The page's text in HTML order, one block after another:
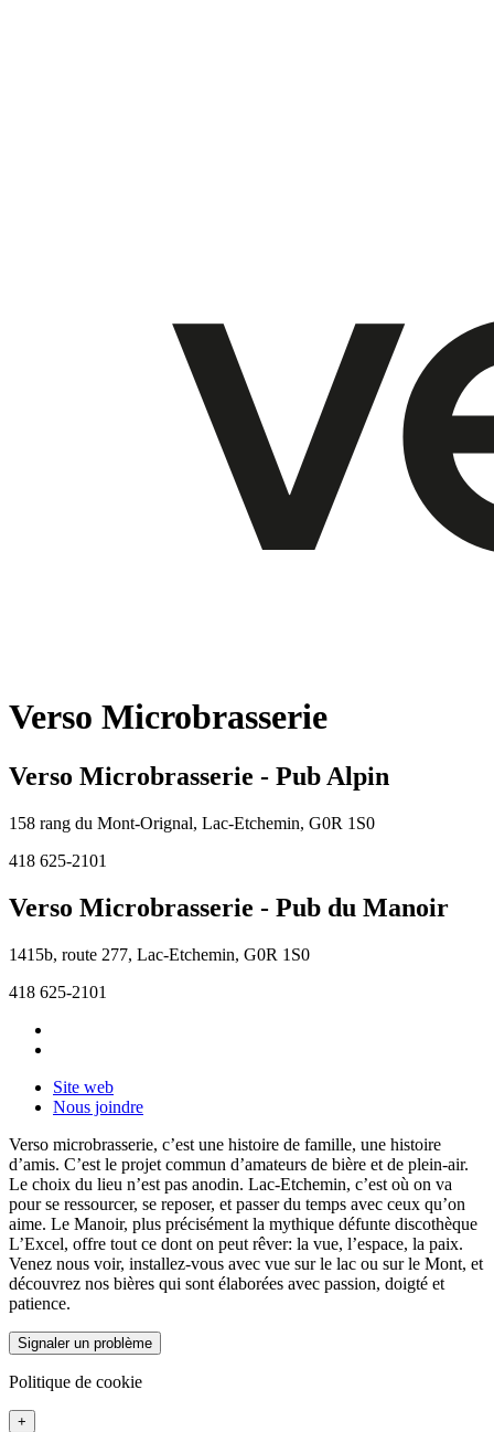
Verso Microbrasserie
Verso Microbrasserie - Pub Alpin
158 rang du Mont-Orignal, Lac-Etchemin, G0R 1S0
418 625-2101
Verso Microbrasserie - Pub du Manoir
1415b, route 277, Lac-Etchemin, G0R 1S0
418 625-2101
Site web
Nous joindre
Verso microbrasserie, c’est une histoire de famille, une histoire
d’amis. C’est le projet commun d’amateurs de bière et de plein-air.
Le choix du lieu n’est pas anodin. Lac-Etchemin, c’est où on va
pour se ressourcer, se reposer, et passer du temps avec ceux qu’on
aime. Le Manoir, plus précisément la mythique défunte discothèque
L’Excel, offre tout ce dont on peut rêver: la vue, l’espace, la paix.
Venez nous voir, installez-vous avec vue sur le lac ou sur le Mont, et
découvrez nos bières qui sont élaborées avec passion, doigté et
patience.
Signaler un problème
Politique de cookie
+